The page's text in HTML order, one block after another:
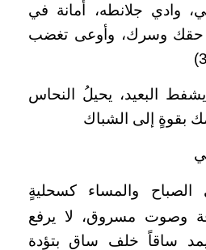
وادي جلانطه، أمانة في
حقك وسرك، وأوعى تغضب
البعيد، يحيلُ النحاس
بقوةٍ إلى الشباك
والمساء كسحليةٍ
وصوت مسروق، لا يرفع
ساقاً خلف ساق بتؤدة